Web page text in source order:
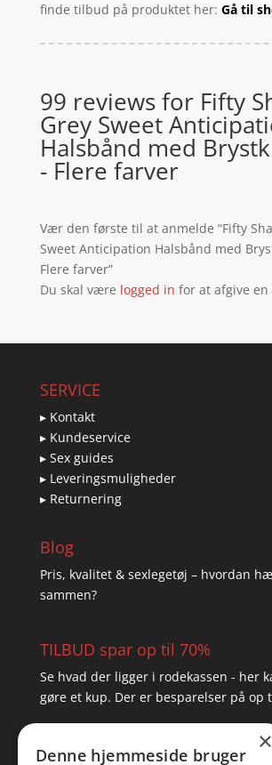
finde tilbud på produktet her: Gå til
99 reviews for Fifty
Grey Sweet
Halsbånd med
- Flere farver
Vær den første til at anmelde “Fifty
Sweet Anticipation Halsbånd med
Flere farver”
Du skal være logged in for at afgive
SERVICE
▸ Kontakt
▸ Kundeservice
▸ Sex guides
▸ Leveringsmuligheder
▸ Returnering
Blog
Pris, kvalitet & sexlegetøj – hvordan
sammen?
TILBUD spar op til 70%
Se hvad der ligger i rodekassen - her
gøre et kup. Der er besparelser på op
×
Denne hjemmeside bruger